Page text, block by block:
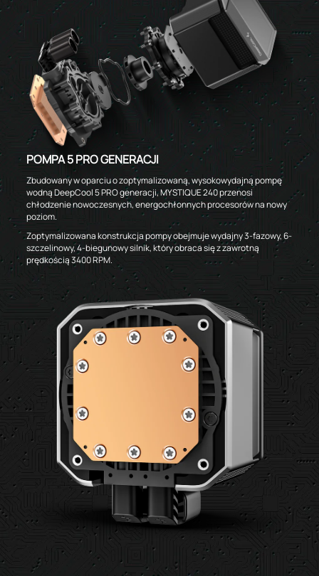
POMPA 5 PRO GENERACJI
Zbudowany w oparciu o zoptymalizowaną, wysokowydajną pompę
wodną DeepCool 5 PRO generacji, MYSTIQUE 240 przenosi
chłodzenie nowoczesnych, energochłonnych procesorów na nowy
poziom.
Zoptymalizowana konstrukcja pompy obejmuje wydajny 3-fazowy, 6-
szczelinowy, 4-biegunowy silnik, który obraca się z zawrotną
prędkością 3400 RPM.